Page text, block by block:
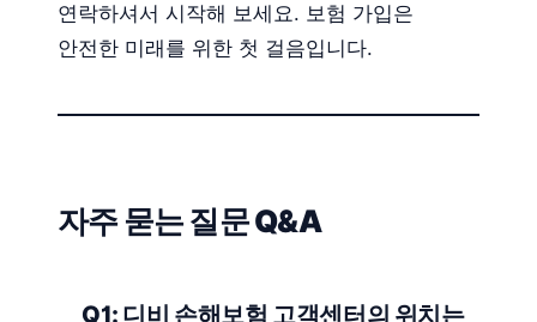
연락하셔서 시작해 보세요. 보험 가입은
안전한 미래를 위한 첫 걸음입니다.
자주 묻는 질문 Q&A
Q1: 디비 손해보험 고객센터의 위치는